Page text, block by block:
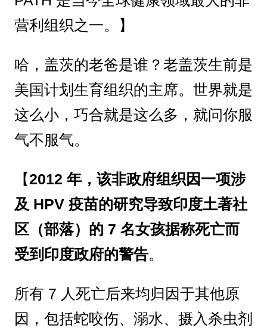
营利组织之一。】
哈，盖茨的老爸是谁？老盖茨生前是
美国计划生育组织的主席。世界就是
这么小，巧合就是这么多，就问你服
气不服气。
【2012 年，该非政府组织因一项涉
及 HPV 疫苗的研究导致印度土著社
区（部落）的 7 名女孩据称死亡而
受到印度政府的警告。
所有 7 人死亡后来均归因于其他原
因，包括蛇咬伤、溺水、摄入杀虫剂